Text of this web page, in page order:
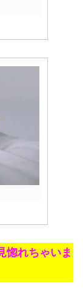
惚れちゃいま